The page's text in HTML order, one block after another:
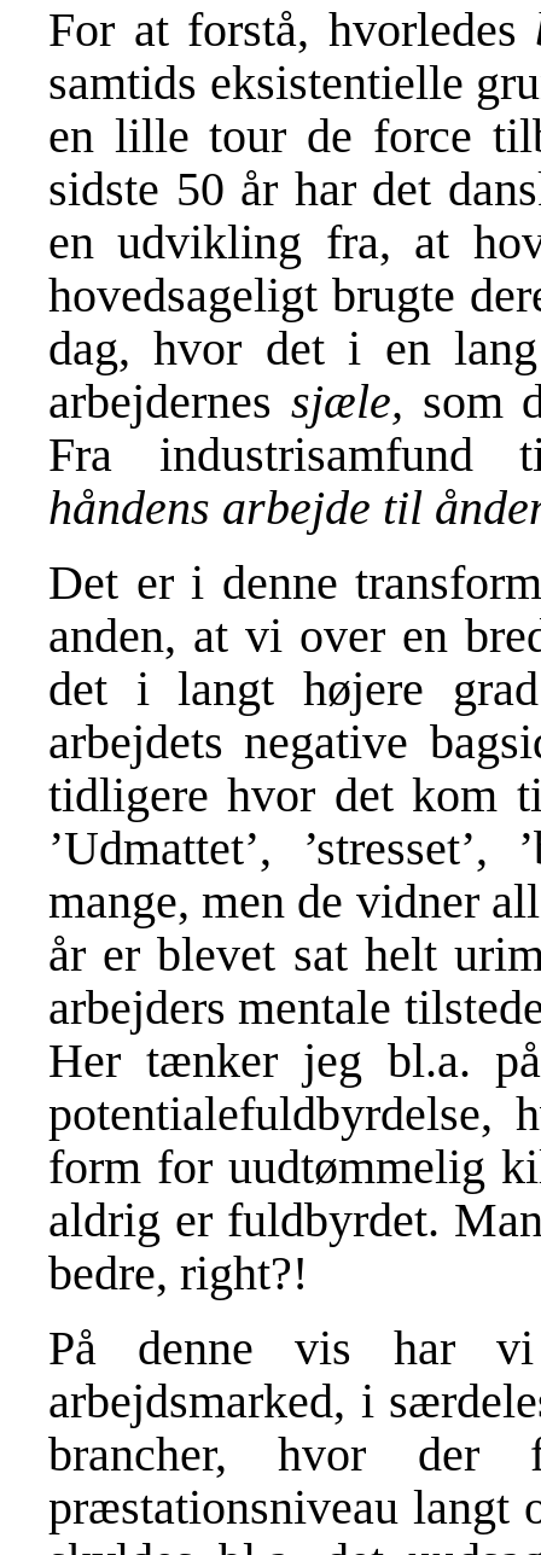
For at forstå, hvorledes
samtids eksistentielle
en lille tour de force
sidste 50 år har det
en udvikling fra, at
hovedsageligt brugte
dag, hvor det i en
arbejdernes sjæle, som
Fra industrisamfund
håndens arbejde til
Det er i denne
anden, at vi over en
det i langt højere
arbejdets negative
tidligere hvor det kom
’Udmattet’,
mange, men de vidner
år er blevet sat helt
arbejders mentale
Her tænker jeg bl.a.
potentialefuldbyrdelse,
form for uudtømmelig
aldrig er fuldbyrdet.
bedre, right?!
På denne vis har
arbejdsmarked, i
brancher, hvor der
præstationsniveau langt